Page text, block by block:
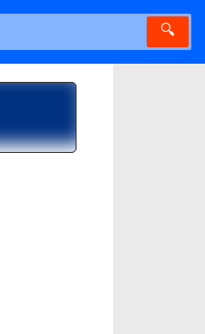
🔍